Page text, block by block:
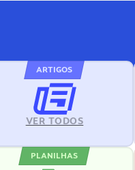
ARTIGOS
VER TODOS
PLANILHAS